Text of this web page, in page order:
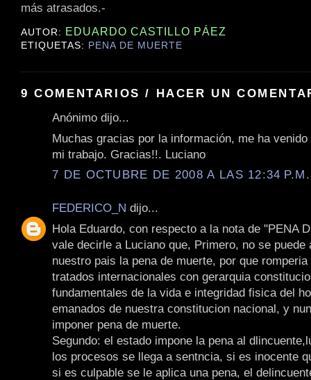
más atrasados.-
AUTOR: EDUARDO CASTILLO PÁEZ
ETIQUETAS: PENA DE MUERTE
9 COMENTARIOS / HACER UN
Anónimo dijo...
Muchas gracias por la información, me ha
mi trabajo. Gracias!!. Luciano
7 DE OCTUBRE DE 2008 A LAS 12:34 P.M.
FEDERICO_N dijo...
Hola Eduardo, con respecto a la nota de "PENA
vale decirle a Luciano que, Primero, no se puede
nuestro pais la pena de muerte, por que
tratados internacionales con gerarquia
fundamentales de la vida e integridad fisica del
emanados de nuestra constitucion nacional, y
imponer pena de muerte.
Segundo: el estado impone la pena al
los procesos se llega a sentncia, si es inocente
si es culpable se le aplica una pena, el